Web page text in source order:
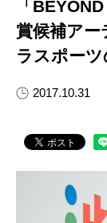
「
賞候補ア
ラスポー
2017.10.31